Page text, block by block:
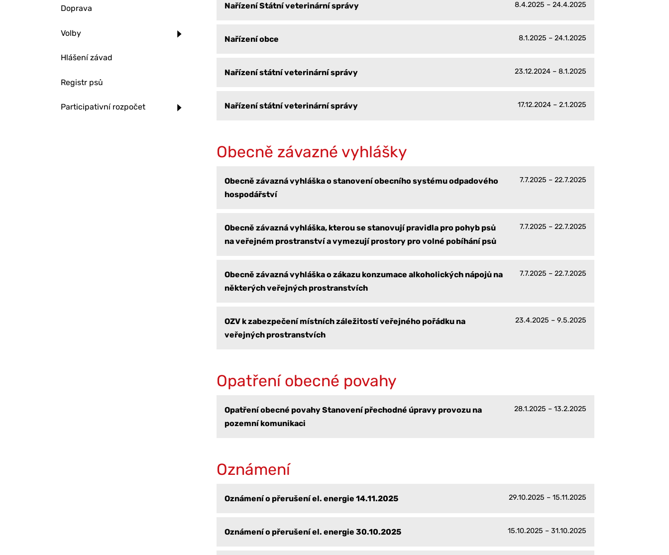
Nařízení Státní veterinární správy 8.4.2025 – 24.4.2025
Nařízení obce 8.1.2025 – 24.1.2025
Nařízení státní veterinární správy 23.12.2024 – 8.1.2025
Nařízení státní veterinární správy 17.12.2024 – 2.1.2025
Obecně závazné vyhlášky
Obecně závazná vyhláška o stanovení obecního systému odpadového
hospodářství
7.7.2025 – 22.7.2025
Obecně závazná vyhláška, kterou se stanovují pravidla pro pohyb psů
na veřejném prostranství a vymezují prostory pro volné pobíhání psů
7.7.2025 – 22.7.2025
Obecně závazná vyhláška o zákazu konzumace alkoholických nápojů na
některých veřejných prostranstvích
7.7.2025 – 22.7.2025
OZV k zabezpečení místních záležitostí veřejného pořádku na
veřejných prostranstvích
23.4.2025 – 9.5.2025
Opatření obecné povahy
Opatření obecné povahy Stanovení přechodné úpravy provozu na
pozemní komunikaci
28.1.2025 – 13.2.2025
Oznámení
Oznámení o přerušení el. energie 14.11.2025 29.10.2025 – 15.11.2025
Oznámení o přerušení el. energie 30.10.2025 15.10.2025 – 31.10.2025
Doprava
Volby
Hlášení závad
Registr psů
Participativní rozpočet